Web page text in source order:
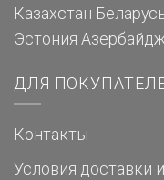
Казахстан
Эстония
ДЛЯ
Контакты
Условия доставки